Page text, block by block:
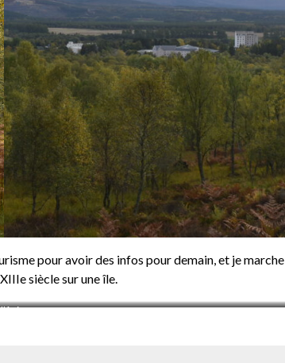
pour avoir des infos pour demain, et je marche
siècle sur une île.